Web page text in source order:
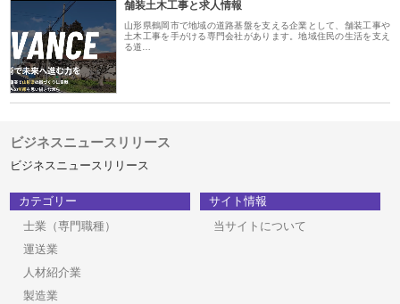
舗装土木工事と求人情報
山形県鶴岡市で地域の道路基盤を支える企業として、舗装工事や
土木工事を手がける専門会社があります。地域住民の生活を支え
る道…
ビジネスニュースリリース
ビジネスニュースリリース
カテゴリー
士業（専門職種）
運送業
人材紹介業
製造業
サイト情報
当サイトについて